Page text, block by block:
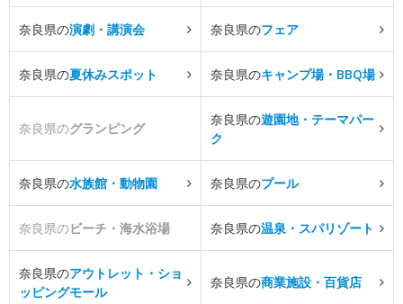
奈良県の演劇・講演会 奈良県のフェア
奈良県の夏休みスポット 奈良県のキャンプ場・BBQ場
奈良県のグランピング
奈良県の遊園地・テーマパー
ク
奈良県の水族館・動物園 奈良県のプール
奈良県のビーチ・海水浴場 奈良県の温泉・スパリゾート
奈良県のアウトレット・ショ
ッピングモール
奈良県の商業施設・百貨店